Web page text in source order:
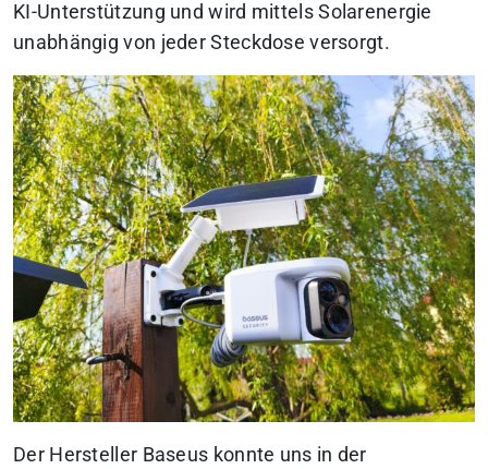
KI-Unterstützung und wird mittels Solarenergie
unabhängig von jeder Steckdose versorgt.
Der Hersteller Baseus konnte uns in der